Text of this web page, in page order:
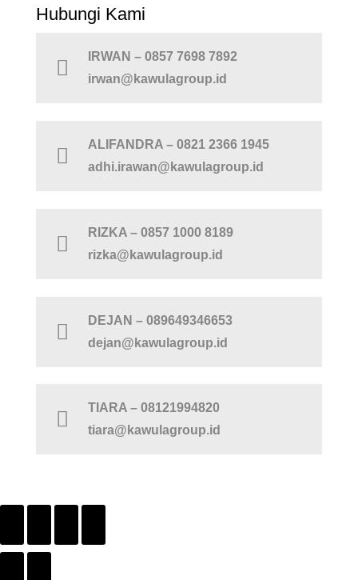
Hubungi Kami
IRWAN – 0857 7698 7892
irwan@kawulagroup.id
ALIFANDRA – 0821 2366 1945
adhi.irawan@kawulagroup.id
RIZKA – 0857 1000 8189
rizka@kawulagroup.id
DEJAN – 089649346653
dejan@kawulagroup.id
TIARA – 08121994820
tiara@kawulagroup.id